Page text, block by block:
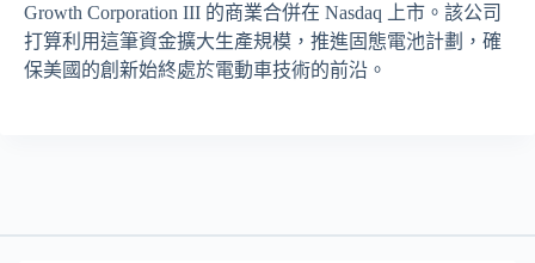
Growth Corporation III 的商業合併在 Nasdaq 上市。該公司
打算利用這筆資金擴大生產規模，推進固態電池計劃，確
保美國的創新始終處於電動車技術的前沿。